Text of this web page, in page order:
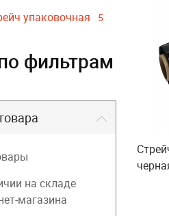
упаковочная 5
фильтрам
на складе
магазина